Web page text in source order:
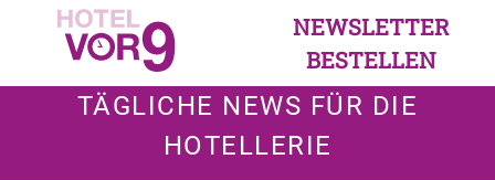
NEWSLETTER
BESTELLEN
TÄGLICHE NEWS FÜR DIE
HOTELLERIE